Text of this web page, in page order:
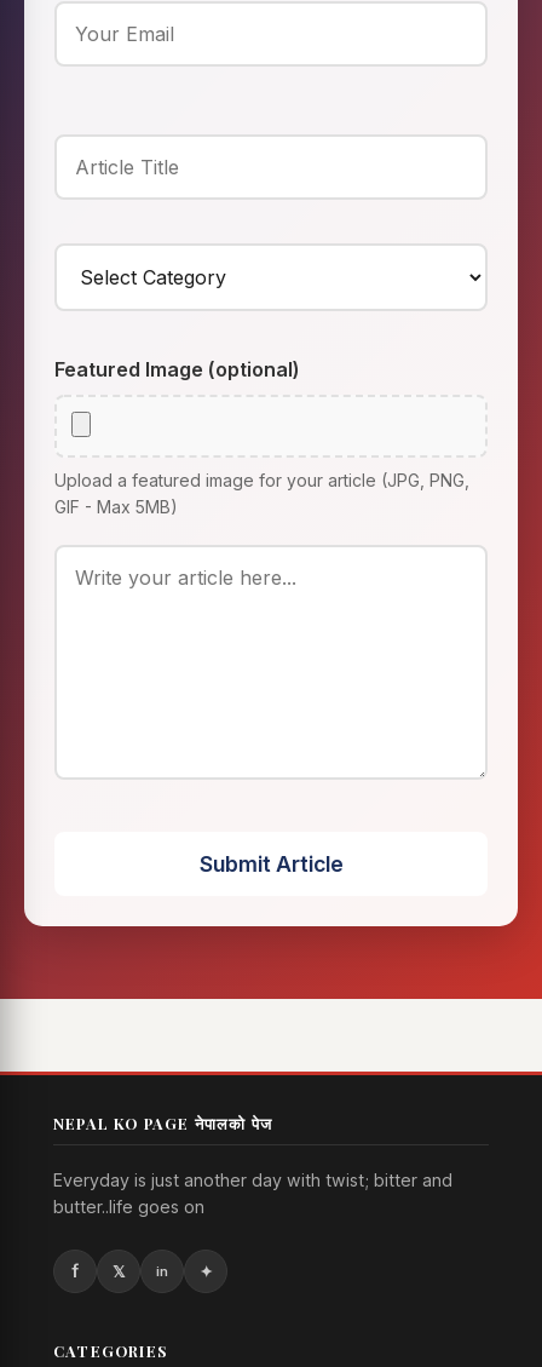
Featured Image (optional)
Upload a featured image for your article (JPG, PNG,
GIF - Max 5MB)
Submit Article
NEPAL KO PAGE नेपालको पेज
Everyday is just another day with twist; bitter and
butter..life goes on
CATEGORIES